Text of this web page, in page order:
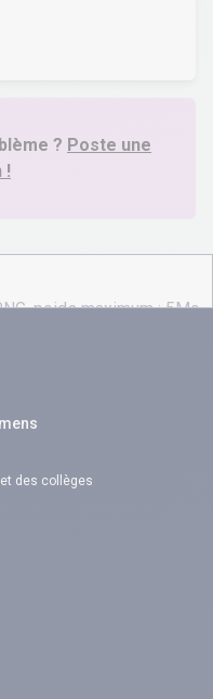
? Poste une
!
des collèges